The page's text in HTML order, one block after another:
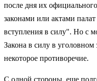
после дня их
законами или актами
вступления в силу". Но с
Закона в силу в уголовном
некоторое противоречие.
С одной стороны, еще